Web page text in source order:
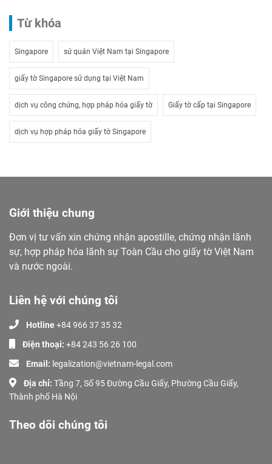
Từ khóa
Singapore sứ quán Việt Nam tại Singapore
giấy tờ Singapore sử dụng tại Việt Nam
dịch vụ công chứng, hợp pháp hóa giấy tờ Giấy tờ cấp tại Singapore
dịch vụ hợp pháp hóa giấy tờ Singapore
Giới thiệu chung
Đơn vị tư vấn xin chứng nhận apostille, chứng nhận lãnh
sự, hợp pháp hóa lãnh sự Toàn Cầu cho giấy tờ Việt Nam
và nước ngoài.
Liên hệ với chúng tôi
Hotline+84 966 37 35 32
Điện thoại: +84 243 56 26 100
Email: legalization@vietnam-legal.com
Địa chỉ: Tầng 7, Số 95 Đường Cầu Giấy, Phường Cầu Giấy,
Thành phố Hà Nội
Theo dõi chúng tôi